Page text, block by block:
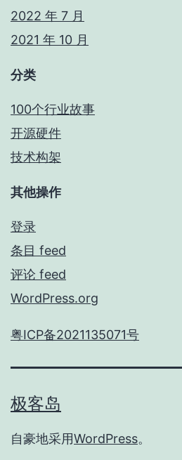
2022 年 7 月
2021 年 10 月
分类
100个行业故事
开源硬件
技术构架
其他操作
登录
条目 feed
评论 feed
WordPress.org
粤ICP备2021135071号
极客岛
自豪地采用WordPress。